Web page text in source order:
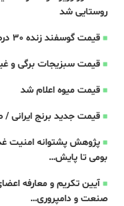
روستایی شد
قیمت گوسفند زنده 30 درصد کاهش یافت؛ گوشت ارزان نشد
قیمت سبزیجات برگی و
قیمت میوه اعلام شد
قیمت جدید برنج ایرانی
پژوهش پشتوانه امنیت
بومی تا پایش…
آیین تکریم و معارفه
صنعت و دامپروری…